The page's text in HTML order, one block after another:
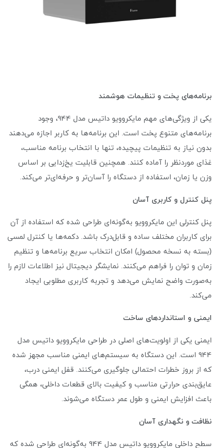
برنامه‌های پخت و تنظیمات هوشمند
یکی از ویژگی‌های مهم مایکروویو داتیس مدل 944، وجود
برنامه‌های متنوع پخت است. این برنامه‌ها به کاربر اجازه می‌دهند
بدون نیاز به تنظیمات پیچیده، تنها با انتخاب برنامه مناسب،
غذای موردنظر را آماده کنند. همچنین قابلیت یخ‌زدایی بر اساس
وزن یا زمان، استفاده از دستگاه را آسان‌تر و حرفه‌ای‌تر می‌کند.
پنل کنترل و کاربری آسان
پنل کنترلی این مایکروویو به‌گونه‌ای طراحی شده که استفاده از آن
برای کاربران مختلف ساده و قابل‌درک باشد. دکمه‌ها یا کنترل لمسی
(بسته به نسخه محصول) امکان انتخاب سریع برنامه‌ها و تنظیم
زمان و توان را فراهم می‌کنند. نمایشگر دیجیتال نیز اطلاعات لازم را
به‌صورت واضح نمایش می‌دهد و تجربه کاربری مطلوبی ایجاد
می‌کند.
ایمنی و استانداردهای ساخت
ایمنی یکی از اولویت‌های اصلی در طراحی مایکروویو داتیس مدل
944 است. این دستگاه به سیستم‌های ایمنی مناسب مجهز شده
که از بروز خطرات احتمالی جلوگیری می‌کنند. قفل ایمنی درب،
عایق‌بندی حرارتی مناسب و کیفیت بالای قطعات داخلی، همگی
باعث افزایش ایمنی و طول عمر دستگاه می‌شوند.
نظافت و نگهداری آسان
سطح داخلی مایکروویو داتیس مدل 944 به‌گونه‌ای طراحی شده که